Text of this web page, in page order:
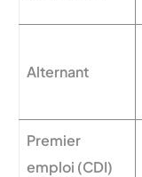
Alternant
Premier
emploi (CDI)